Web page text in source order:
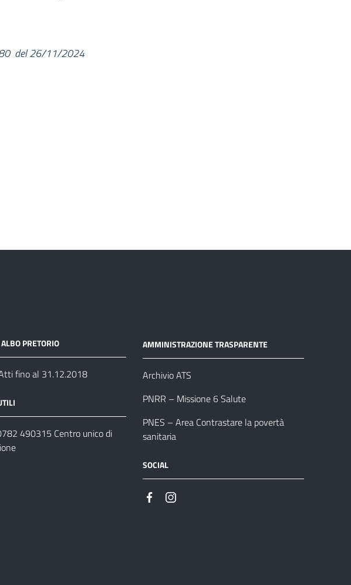
del 26/11/2024
PRETORIO
fino al 31.12.2018
490315 Centro unico di
AMMINISTRAZIONE TRASPARENTE
Archivio ATS
PNRR – Missione 6 Salute
PNES – Area Contrastare la povertà
sanitaria
SOCIAL